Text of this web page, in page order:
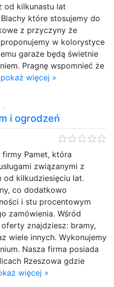
od kilkunastu lat
które stosujemy do
z przyczyny że
w kolorystyce
garaże będą świetnie
Pragnę wspomnieć że
pokaż więcej »
i ogrodzeń
firmy Pamet, która
związanymi z
kilkudziesięciu lat.
co dodatkowo
i stu procentowym
zamówienia. Wśród
znajdziesz: bramy,
wiele innych. Wykonujemy
Nasza firma posiada
Rzeszowa gdzie
więcej »